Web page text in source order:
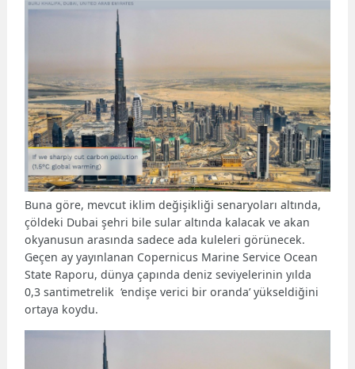
Buna göre, mevcut iklim değişikliği senaryoları altında,
çöldeki Dubai şehri bile sular altında kalacak ve akan
okyanusun arasında sadece ada kuleleri görünecek.
Geçen ay yayınlanan Copernicus Marine Service Ocean
State Raporu, dünya çapında deniz seviyelerinin yılda
0,3 santimetrelik ‘endişe verici bir oranda’ yükseldiğini
ortaya koydu.